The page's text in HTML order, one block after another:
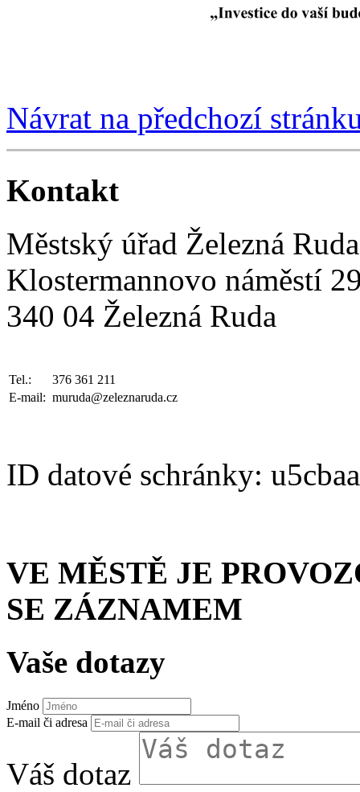
Návrat na předchozí
Kontakt
Městský úřad Železná Ruda
Klostermannovo náměstí
340 04 Železná Ruda
Tel.:
376 361 211
E-mail: muruda@zeleznaruda.cz
ID datové schránky:
VE MĚSTĚ JE
SE ZÁZNAMEM
Vaše dotazy
Jméno
E-mail či adresa
Váš dotaz